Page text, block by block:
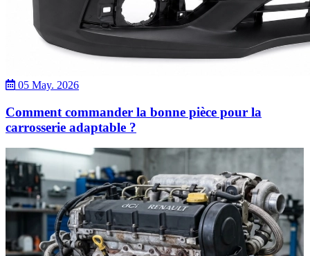
05 May. 2026
Comment commander la bonne pièce pour la
carrosserie adaptable ?